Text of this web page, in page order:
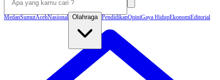
MedanSumutAcehNasional Olahraga PendidikanOpiniGaya HidupEkonomiEditorial